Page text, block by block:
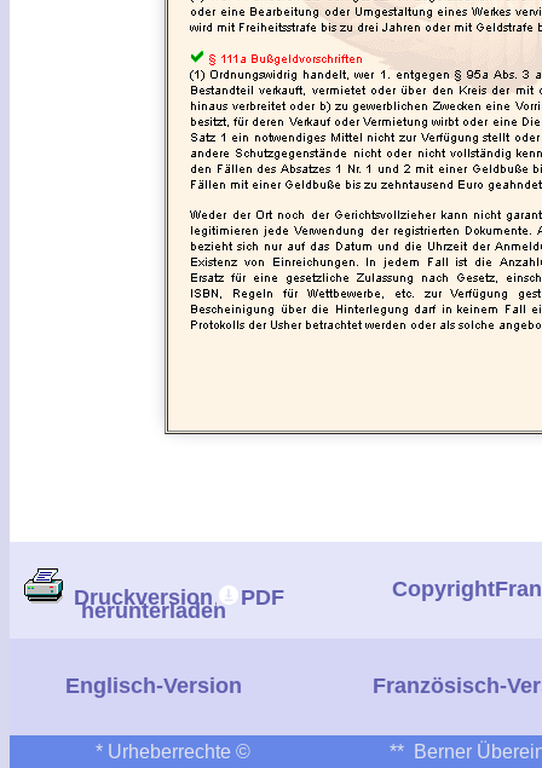
Druckversion | PDF
herunterladen
Englisch-Version Französisch-
* Urheberrechte © ** Berner